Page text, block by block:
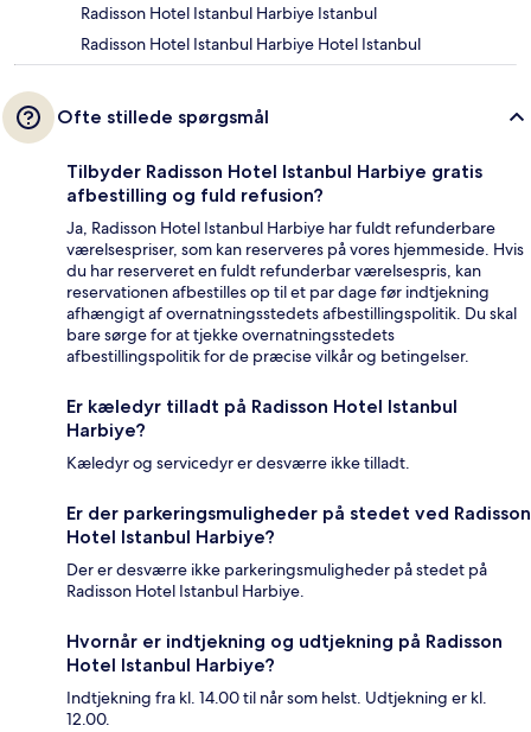
Radisson Hotel Istanbul Harbiye Istanbul
Radisson Hotel Istanbul Harbiye Hotel Istanbul
Ofte stillede spørgsmål
Tilbyder Radisson Hotel Istanbul Harbiye gratis
afbestilling og fuld refusion?
Ja, Radisson Hotel Istanbul Harbiye har fuldt refunderbare
værelsespriser, som kan reserveres på vores hjemmeside. Hvis
du har reserveret en fuldt refunderbar værelsespris, kan
reservationen afbestilles op til et par dage før indtjekning
afhængigt af overnatningsstedets afbestillingspolitik. Du skal
bare sørge for at tjekke overnatningsstedets
afbestillingspolitik for de præcise vilkår og betingelser.
Er kæledyr tilladt på Radisson Hotel Istanbul
Harbiye?
Kæledyr og servicedyr er desværre ikke tilladt.
Er der parkeringsmuligheder på stedet ved Radisson
Hotel Istanbul Harbiye?
Der er desværre ikke parkeringsmuligheder på stedet på
Radisson Hotel Istanbul Harbiye.
Hvornår er indtjekning og udtjekning på Radisson
Hotel Istanbul Harbiye?
Indtjekning fra kl. 14.00 til når som helst. Udtjekning er kl.
12.00.